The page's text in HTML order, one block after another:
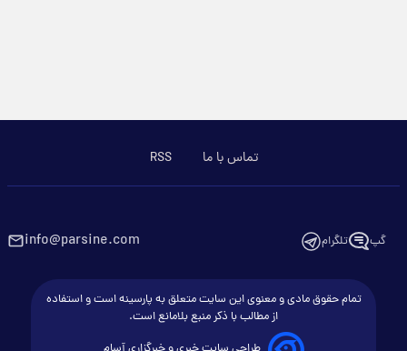
تماس با ما RSS
گپ تلگرام info@parsine.com
تمام حقوق مادی و معنوی این سایت متعلق به پارسینه است و استفاده
از مطالب با ذکر منبع بلامانع است.